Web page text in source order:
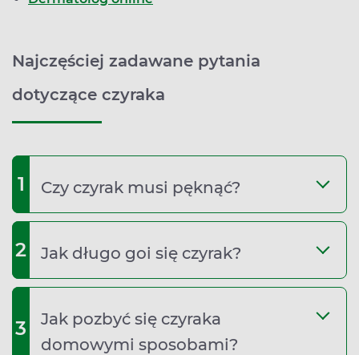
Najczęściej zadawane pytania
dotyczące czyraka
1 Czy czyrak musi pęknąć?
2 Jak długo goi się czyrak?
3
Jak pozbyć się czyraka
domowymi sposobami?